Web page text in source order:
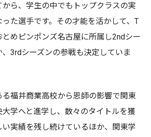
ら、学生の中でもトップクラスの実
た選手です。その才能を活かして、T
とめピンポンズ名古屋に所属し2ndシー
3rdシーズンの参戦も決定していま
福井商業高校から恩師の影響で関東
学へと進学し、数々のタイトルを獲
実績を残し続けているほか、関東学